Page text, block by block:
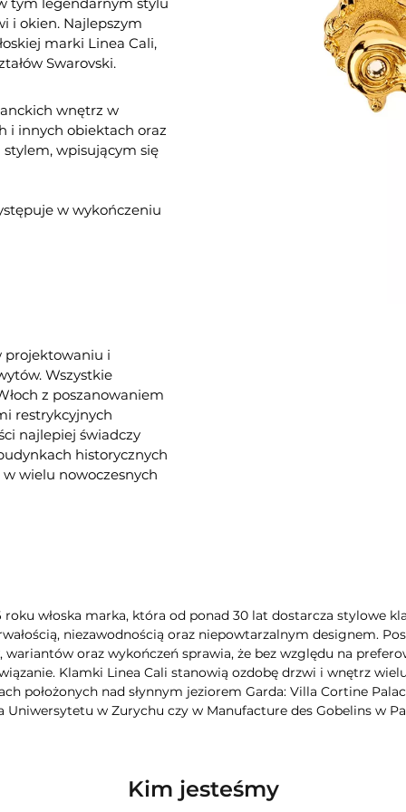
tym legendarnym stylu
i okien. Najlepszym
marki Linea Cali,
Swarovski.
wnętrz w
i innych obiektach oraz
wpisującym się
w wykończeniu
projektowaniu i
Wszystkie
z poszanowaniem
restrykcyjnych
najlepiej świadczy
historycznych
wielu nowoczesnych
roku włoska marka, która od ponad 30 lat dostarcza stylowe
niezawodnością oraz niepowtarzalnym designem.
oraz wykończeń sprawia, że bez względu na
Klamki Linea Cali stanowią ozdobę drzwi i wnętrz
położonych nad słynnym jeziorem Garda: Villa Cortine
Uniwersytetu w Zurychu czy w Manufacture des Gobelins w
Kim jesteśmy